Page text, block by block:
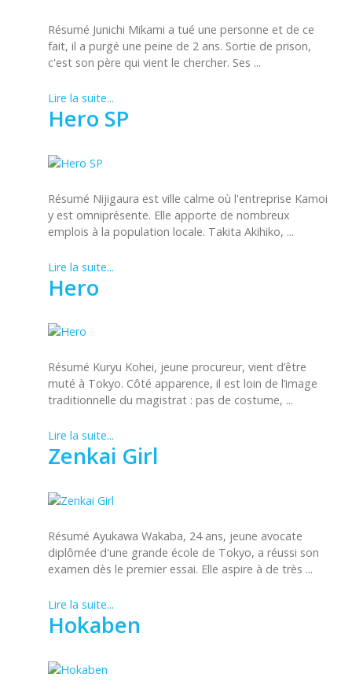
Résumé Junichi Mikami a tué une personne et de ce
fait, il a purgé une peine de 2 ans. Sortie de prison,
c'est son père qui vient le chercher. Ses ...
Lire la suite...
Hero SP
Résumé Nijigaura est ville calme où l'entreprise Kamoi
y est omniprésente. Elle apporte de nombreux
emplois à la population locale. Takita Akihiko, ...
Lire la suite...
Hero
Résumé Kuryu Kohei, jeune procureur, vient d’être
muté à Tokyo. Côté apparence, il est loin de l’image
traditionnelle du magistrat : pas de costume, ...
Lire la suite...
Zenkai Girl
Résumé Ayukawa Wakaba, 24 ans, jeune avocate
diplômée d'une grande école de Tokyo, a réussi son
examen dès le premier essai. Elle aspire à de très ...
Lire la suite...
Hokaben